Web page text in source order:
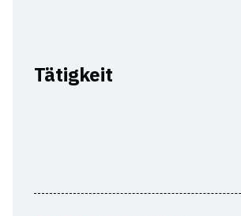
Tätigkeit